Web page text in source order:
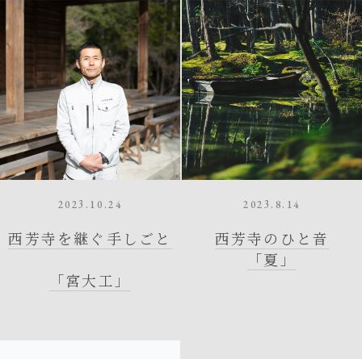
2023.10.24
西芳寺を継ぐ手しごと
「宮大工」
2023.8.14
西芳寺のひと音
「夏」